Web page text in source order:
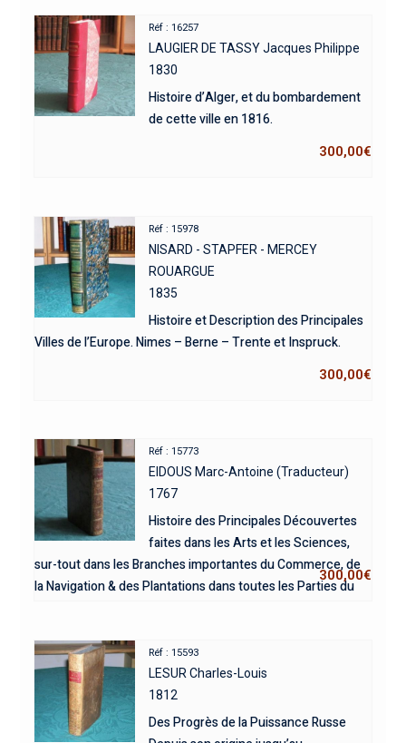
Réf : 16257
LAUGIER DE TASSY Jacques Philippe
1830
Histoire d’Alger, et du bombardement
de cette ville en 1816.
300,00€
Réf : 15978
NISARD - STAPFER - MERCEY
ROUARGUE
1835
Histoire et Description des Principales
Villes de l’Europe. Nimes – Berne – Trente et Inspruck.
300,00€
Réf : 15773
EIDOUS Marc-Antoine (Traducteur)
1767
Histoire des Principales Découvertes
faites dans les Arts et les Sciences,
sur-tout dans les Branches importantes du Commerce, de
la Navigation & des Plantations dans toutes les Parties du
300,00€
Réf : 15593
LESUR Charles-Louis
1812
Des Progrès de la Puissance Russe